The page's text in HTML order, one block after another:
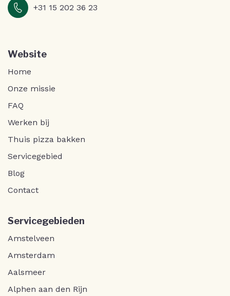
+31 15 202 36 23
Website
Home
Onze missie
FAQ
Werken bij
Thuis pizza bakken
Servicegebied
Blog
Contact
Servicegebieden
Amstelveen
Amsterdam
Aalsmeer
Alphen aan den Rijn